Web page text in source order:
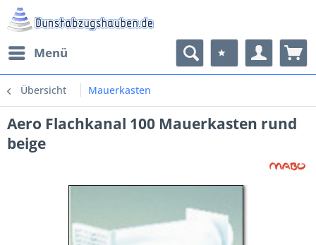
Menü
Übersicht Mauerkasten
Aero Flachkanal 100 Mauerkasten rund
beige